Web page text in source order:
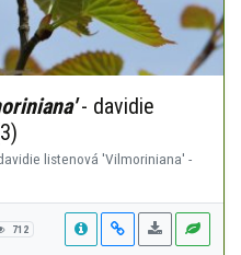
- davidie
listenová 'Vilmoriniana' -
712